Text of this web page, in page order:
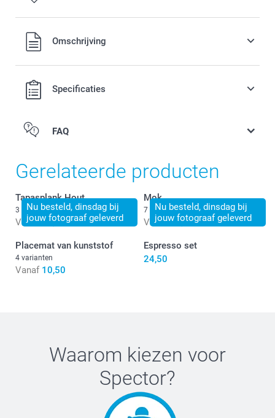
Alle prijzen zijn inclusief BTW
Omschrijving
Specificaties
FAQ
Gerelateerde producten
Nu besteld, dinsdag bij
jouw fotograaf geleverd
Tapasplank Hout
3 varianten
Vanaf 25,50
Nu besteld, dinsdag bij
jouw fotograaf geleverd
Mok
7 varianten
Vanaf 11,50
Placemat van kunststof
4 varianten
Vanaf 10,50
Espresso set
24,50
Waarom kiezen voor
Spector?